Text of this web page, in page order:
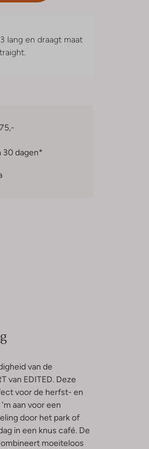
lang en draagt maat
.
30 dagen*
van de
van EDITED. Deze
voor de herfst- en
aan voor een
door het park of
in een knus café. De
moeiteloos